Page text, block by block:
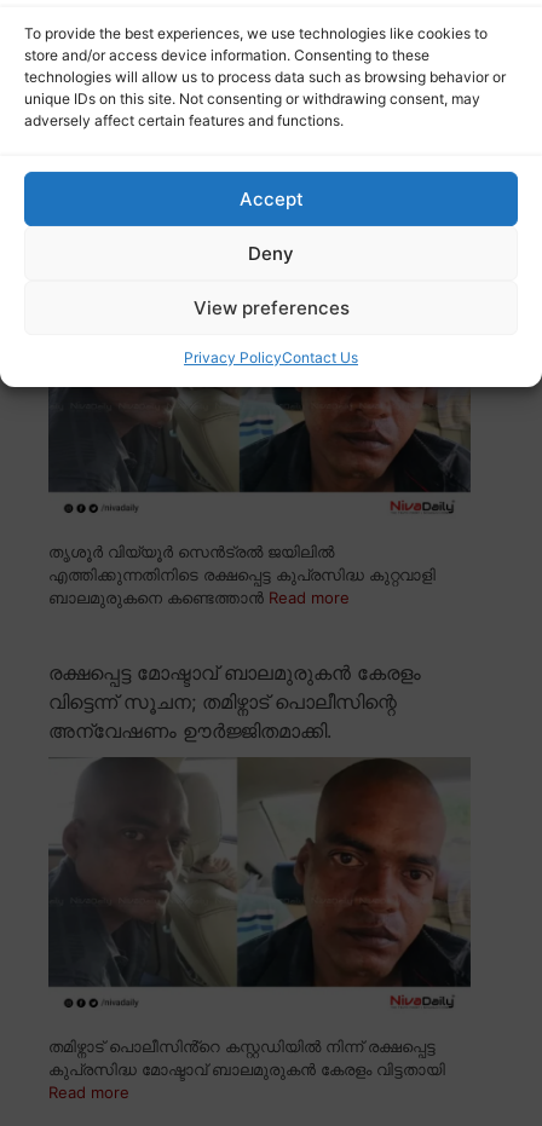
To provide the best experiences, we use technologies like cookies to
store and/or access device information. Consenting to these
technologies will allow us to process data such as browsing behavior or
unique IDs on this site. Not consenting or withdrawing consent, may
adversely affect certain features and functions.
Accept
Deny
View preferences
Privacy PolicyContact Us
ശബരിമലയിൽ രാസ കുങ്കുമത്തിനും പ്ലാസ്റ്റിക് ഷാംപൂ
സാഷേകൾക്കും ഹൈക്കോടതി വിലക്ക് ഏർപ്പെടുത്തി.
ഉത്പന്നങ്ങൾRead more
ബാലമുരുകൻ രക്ഷപ്പെട്ട സംഭവം; മൂന്ന് തമിഴ്നാട്
തൃശൂർ വിയ്യൂർ സെൻട്രൽ ജയിലിൽ
എത്തിക്കുന്നതിനിടെ രക്ഷപ്പെട്ട കുപ്രസിദ്ധ കുറ്റവാളി
ബാലമുരുകനെ കണ്ടെത്താൻ Read more
രക്ഷപ്പെട്ട മോഷ്ടാവ് ബാലമുരുകൻ കേരളം
വിട്ടെന്ന് സൂചന; തമിഴ്നാട് പൊലീസിന്റെ
അന്വേഷണം ഊർജ്ജിതമാക്കി.
തമിഴ്നാട് പൊലീസിൻ്റെ കസ്റ്റഡിയിൽ നിന്ന് രക്ഷപ്പെട്ട
കുപ്രസിദ്ധ മോഷ്ടാവ് ബാലമുരുകൻ കേരളം വിട്ടതായി
Read more